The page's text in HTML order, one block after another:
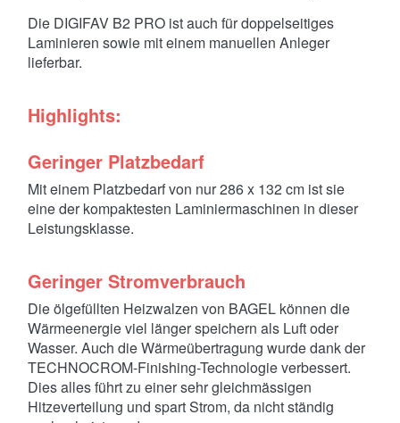
Die DIGIFAV B2 PRO ist auch für doppelseitiges
Laminieren sowie mit einem manuellen Anleger
lieferbar.
Highlights:
Geringer Platzbedarf
Mit einem Platzbedarf von nur 286 x 132 cm ist sie
eine der kompaktesten Laminiermaschinen in dieser
Leistungsklasse.
Geringer Stromverbrauch
Die ölgefüllten Heizwalzen von BAGEL können die
Wärmeenergie viel länger speichern als Luft oder
Wasser. Auch die Wärmeübertragung wurde dank der
TECHNOCROM-Finishing-Technologie verbessert.
Dies alles führt zu einer sehr gleichmässigen
Hitzeverteilung und spart Strom, da nicht ständig